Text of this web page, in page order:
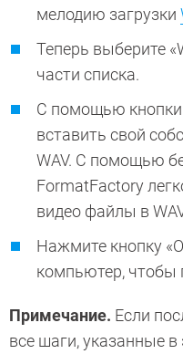
мелодию загрузки
Теперь выберите
части списка.
С помощью
вставить свой
WAV. С помощью
FormatFactory
видео файлы в
Нажмите кнопку
компьютер, чтобы
Примечание. Если
все шаги, указанные в